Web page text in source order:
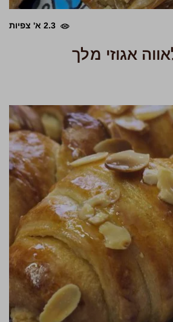
2.3 א' צפיות
אגוזי מלך